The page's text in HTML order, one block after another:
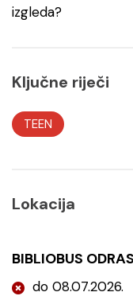
izgleda?
Ključne riječi
TEEN
Lokacija
BIBLIOBUS
do 08.07.2026.